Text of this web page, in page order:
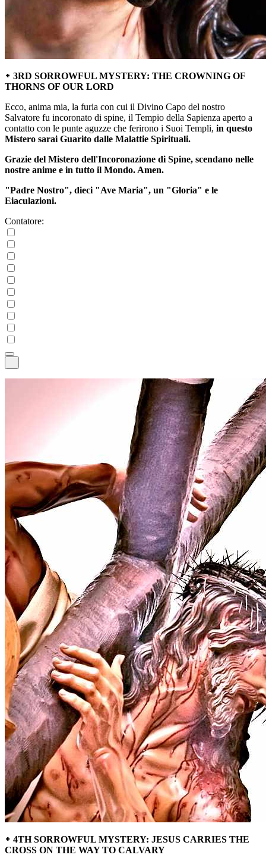
᛭ 3RD SORROWFUL MYSTERY: THE CROWNING OF
THORNS OF OUR LORD
Ecco, anima mia, la furia con cui il Divino Capo del nostro
Salvatore fu incoronato di spine, il Tempio della Sapienza aperto a
contatto con le punte aguzze che ferirono i Suoi Templi, in questo
Mistero sarai Guarito dalle Malattie Spirituali.
Grazie del Mistero dell'Incoronazione di Spine, scendano nelle
nostre anime e in tutto il Mondo. Amen.
"Padre Nostro", dieci "Ave Maria", un "Gloria" e le
Eiaculazioni.
Contatore:
᛭ 4TH SORROWFUL MYSTERY: JESUS CARRIES THE
CROSS ON THE WAY TO CALVARY